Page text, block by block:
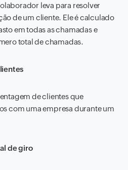
leva para resolver
de um cliente. Ele é calculado
em todas as chamadas e
total de chamadas.
de clientes que
com uma empresa durante um
de giro